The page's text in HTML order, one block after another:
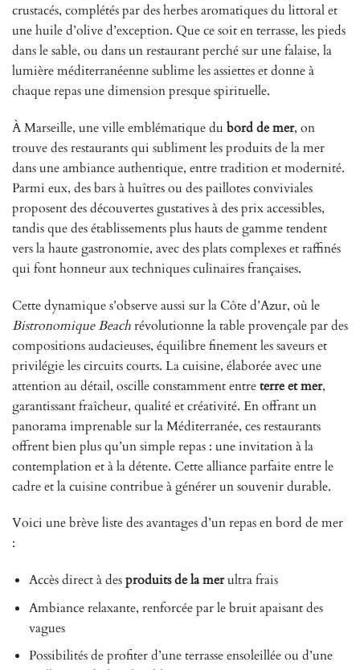
crustacés, complétés par des herbes aromatiques du littoral et
une huile d’olive d’exception. Que ce soit en terrasse, les pieds
dans le sable, ou dans un restaurant perché sur une falaise, la
lumière méditerranéenne sublime les assiettes et donne à
chaque repas une dimension presque spirituelle.
À Marseille, une ville emblématique du bord de mer, on
trouve des restaurants qui subliment les produits de la mer
dans une ambiance authentique, entre tradition et modernité.
Parmi eux, des bars à huîtres ou des paillotes conviviales
proposent des découvertes gustatives à des prix accessibles,
tandis que des établissements plus hauts de gamme tendent
vers la haute gastronomie, avec des plats complexes et raffinés
qui font honneur aux techniques culinaires françaises.
Cette dynamique s’observe aussi sur la Côte d’Azur, où le
Bistronomique Beachrévolutionne la table provençale par des
compositions audacieuses, équilibre finement les saveurs et
privilégie les circuits courts. La cuisine, élaborée avec une
attention au détail, oscille constamment entreterre et mer,
garantissant fraîcheur, qualité et créativité. En offrant un
panorama imprenable sur la Méditerranée, ces restaurants
offrent bien plus qu’un simple repas : une invitation à la
contemplation et à la détente. Cette alliance parfaite entre le
cadre et la cuisine contribue à générer un souvenir durable.
Voici une brève liste des avantages d’un repas en bord de mer
:
Accès direct à desproduits de la merultra frais
Ambiance relaxante, renforcée par le bruit apaisant des
vagues
Possibilités de profiter d’une terrasse ensoleillée ou d’une